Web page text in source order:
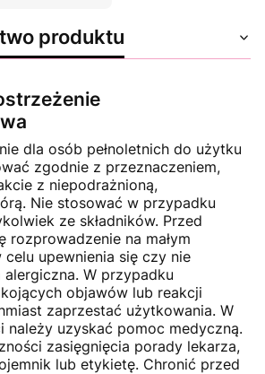
produktu
dla osób pełnoletnich do użytku
zgodnie z przeznaczeniem,
z niepodrażnioną,
Nie stosować w przypadku
ze składników. Przed
rozprowadzenie na małym
upewnienia się czy nie
W przypadku
objawów lub reakcji
zaprzestać użytkowania. W
należy uzyskać pomoc medyczną.
zasięgnięcia porady lekarza,
lub etykietę. Chronić przed